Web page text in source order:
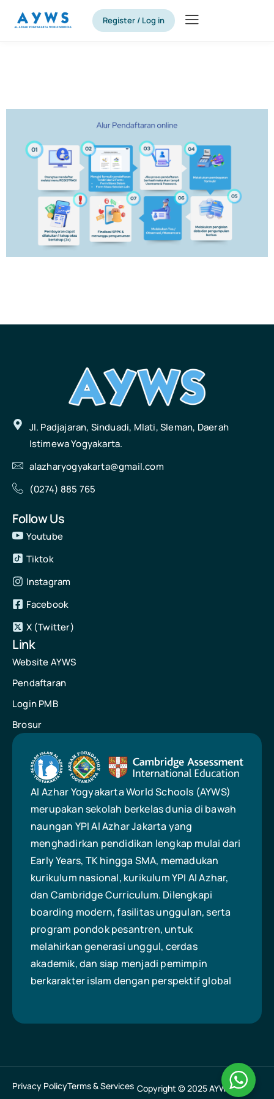
Register / Log in
Jl. Padjajaran, Sinduadi, Mlati, Sleman, Daerah
Istimewa Yogyakarta.
alazharyogyakarta@gmail.com
(0274) 885 765
Follow Us
Youtube
Tiktok
Instagram
Facebook
X (Twitter)
Link
Website AYWS
Pendaftaran
Login PMB
Brosur
Al Azhar Yogyakarta World Schools (AYWS)
merupakan sekolah berkelas dunia di bawah
naungan YPI Al Azhar Jakarta yang
menghadirkan pendidikan lengkap mulai dari
Early Years, TK hingga SMA, memadukan
kurikulum nasional, kurikulum YPI Al Azhar,
dan Cambridge Curriculum. Dilengkapi
boarding modern, fasilitas unggulan, serta
program pondok pesantren, untuk
melahirkan generasi unggul, cerdas
akademik, dan siap menjadi pemimpin
berkarakter islam dengan perspektif global
Copyright © 2025 AYWS
Privacy PolicyTerms & Services